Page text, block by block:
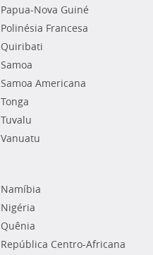
Papua-Nova Guiné
Polinésia Francesa
Quiribati
Samoa
Samoa Americana
Tonga
Tuvalu
Vanuatu
Namíbia
Nigéria
Quênia
República Centro-Africana